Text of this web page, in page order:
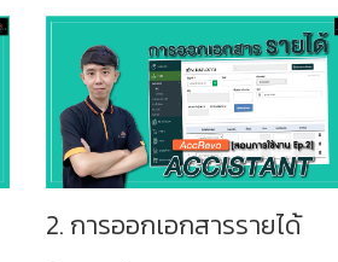
2. การออกเอกสารรายได้